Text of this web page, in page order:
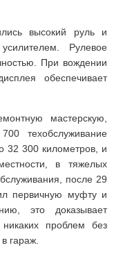
высокий руль и
Рулевое
При вождении
обеспечивает
мастерскую,
техобслуживание
32 300 километров, и
в тяжелых
после 29
первичную муфту и
это доказывает
проблем без
гараж.